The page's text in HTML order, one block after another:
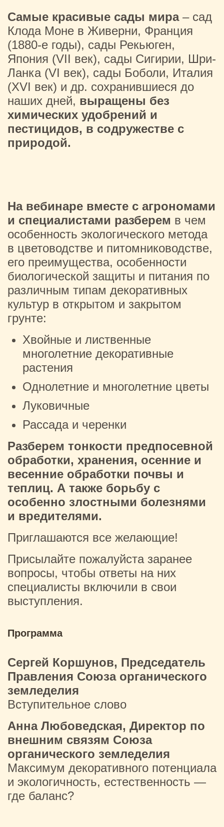
Самые красивые сады мира– сад
Клода Моне в Живерни, Франция
(1880-е годы), сады Рекьюген,
Япония (VII век), сады Сигирии, Шри-
Ланка (VI век), сады Боболи, Италия
(XVI век) и др. сохранившиеся до
наших дней, выращены без
химических удобрений и
пестицидов, в содружестве с
природой.
На вебинаре вместе с агрономами
и специалистами разберем в чем
особенность экологического метода
в цветоводстве и питомниководстве,
его преимущества, особенности
биологической защиты и питания по
различным типам декоративных
культур в открытом и закрытом
грунте:
Хвойные и лиственные
многолетние декоративные
растения
Однолетние и многолетние цветы
Луковичные
Рассада и черенки
Разберем тонкости предпосевной
обработки, хранения, осенние и
весенние обработки почвы и
теплиц. А также борьбу с
особенно злостными болезнями
и вредителями.
Приглашаются все желающие!
Присылайте пожалуйста заранее
вопросы, чтобы ответы на них
специалисты включили в свои
выступления.
Программа
Сергей Коршунов, Председатель
Правления Союза органического
земледелия
Вступительное слово
Анна Любоведская, Директор по
внешним связям Союза
органического земледелия
Максимум декоративного потенциала
и экологичность, естественность —
где баланс?